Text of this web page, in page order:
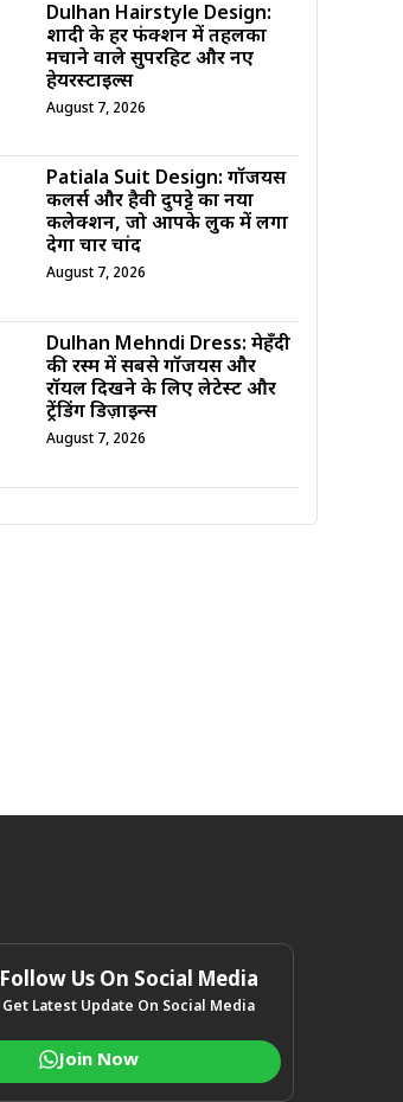
Dulhan Hairstyle Design:
शादी के हर फंक्शन में तहलका
मचाने वाले सुपरहिट और नए
हेयरस्टाइल्स
August 7, 2026
Patiala Suit Design: गॉर्जियस
कलर्स और हैवी दुपट्टे का नया
कलेक्शन, जो आपके लुक में लगा
देगा चार चांद
August 7, 2026
Dulhan Mehndi Dress: मेहँदी
की रस्म में सबसे गॉर्जियस और
रॉयल दिखने के लिए लेटेस्ट और
ट्रेंडिंग डिज़ाइन्स
August 7, 2026
Follow Us On Social Media
Get Latest Update On Social Media
Join Now